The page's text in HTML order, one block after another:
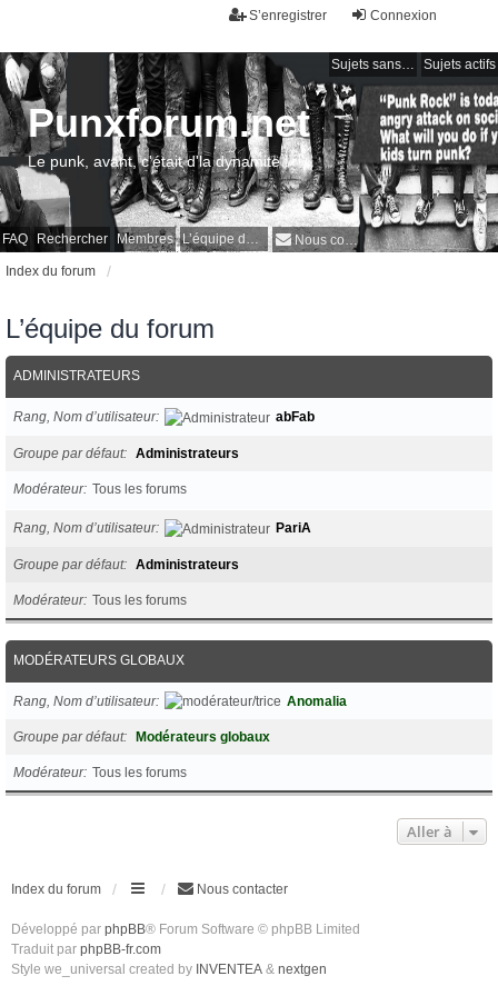
Connexion
S’enregistrer
Sujets sans réponse Sujets actifs
FAQ Rechercher Membres L’équipe du forum Nous contacter
Punxforum.net
Le punk, avant, c'était d'la dynamite !
Index du forum
L’équipe du forum
ADMINISTRATEURS
Rang, Nom d’utilisateur abFab
Groupe par défaut Administrateurs
Modérateur Tous les forums
Rang, Nom d’utilisateur PariA
Groupe par défaut Administrateurs
Modérateur Tous les forums
MODÉRATEURS GLOBAUX
Rang, Nom d’utilisateur Anomalia
Groupe par défaut Modérateurs globaux
Modérateur Tous les forums
Aller à
Index du forum Nous contacter
Développé par phpBB® Forum Software © phpBB Limited
Traduit par phpBB-fr.com
Style we_universal created by INVENTEA & nextgen